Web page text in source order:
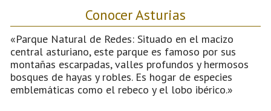
Conocer Asturias
«Parque Natural de Redes: Situado en el macizo
central asturiano, este parque es famoso por sus
montañas escarpadas, valles profundos y hermosos
bosques de hayas y robles. Es hogar de especies
emblemáticas como el rebeco y el lobo ibérico.»